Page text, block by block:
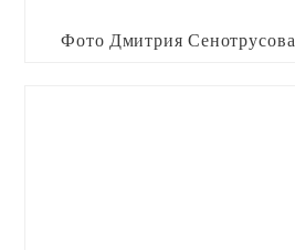
Фото Дмитрия Сенотрусова